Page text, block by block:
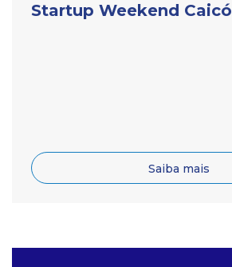
Startup Weekend Caicó
Saiba mais